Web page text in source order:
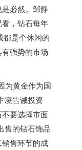
必然。邹静
，钻石每年
都是个休闲的
强势的市场
为黄金作为国
凌告诫投资
要选择市面
售的钻石饰品
售环节的成